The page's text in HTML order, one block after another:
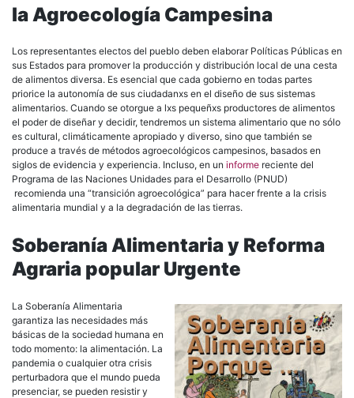
la Agroecología Campesina
Los representantes electos del pueblo deben elaborar Políticas Públicas en
sus Estados para promover la producción y distribución local de una cesta
de alimentos diversa. Es esencial que cada gobierno en todas partes
priorice la autonomía de sus ciudadanxs en el diseño de sus sistemas
alimentarios. Cuando se otorgue a lxs pequeñxs productores de alimentos
el poder de diseñar y decidir, tendremos un sistema alimentario que no sólo
es cultural, climáticamente apropiado y diverso, sino que también se
produce a través de métodos agroecológicos campesinos, basados en
siglos de evidencia y experiencia. Incluso, en un informe reciente del
Programa de las Naciones Unidades para el Desarrollo (PNUD)
recomienda una “transición agroecológica” para hacer frente a la crisis
alimentaria mundial y a la degradación de las tierras.
Soberanía Alimentaria y Reforma
Agraria popular Urgente
La Soberanía Alimentaria
garantiza las necesidades más
básicas de la sociedad humana en
todo momento: la alimentación. La
pandemia o cualquier otra crisis
perturbadora que el mundo pueda
presenciar, se pueden resistir y